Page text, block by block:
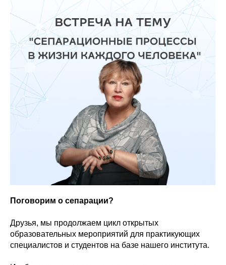
Поговорим о сепарации?
Друзья, мы продолжаем цикл открытых
образовательных мероприятий для практикующих
специалистов и студентов на базе нашего института.